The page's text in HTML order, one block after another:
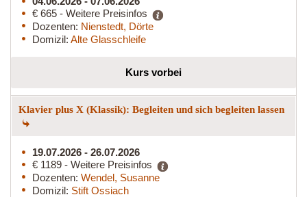
€ 665 - Weitere Preisinfos
Dozenten: Nienstedt, Dörte
Domizil: Alte Glasschleife
Kurs vorbei
Klavier plus X (Klassik): Begleiten und sich begleiten lassen
19.07.2026 - 26.07.2026
€ 1189 - Weitere Preisinfos
Dozenten: Wendel, Susanne
Domizil: Stift Ossiach